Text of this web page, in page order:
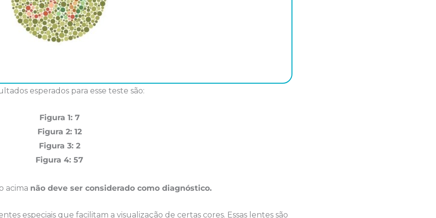
esperados para esse teste são:
Figura 1: 7
Figura 2: 12
Figura 3: 2
Figura 4: 57
acima não deve ser considerado como diagnóstico.
especiais que facilitam a visualização de certas cores. Essas lentes são